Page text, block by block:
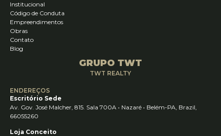
Institucional
Código de Conduta
Empreendimentos
Obras
Contato
Blog
GRUPO TWT
TWT REALTY
ENDEREÇOS
Escritório Sede
Av. Gov. José Malcher, 815. Sala 700A • Nazaré • Belém-PA, Brazil,
66055260
Loja Conceito